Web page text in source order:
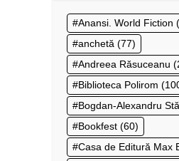
Anansi. World Fiction
anchetă (77)
Andreea Răsuceanu
Biblioteca Polirom
Bogdan-Alexandru
Bookfest (60)
Casa de Editură Max